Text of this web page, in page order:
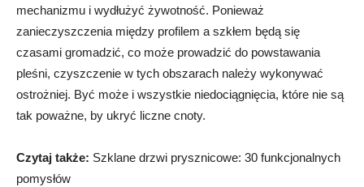
mechanizmu i wydłużyć żywotność. Ponieważ
zanieczyszczenia między profilem a szkłem będą się
czasami gromadzić, co może prowadzić do powstawania
pleśni, czyszczenie w tych obszarach należy wykonywać
ostrożniej. Być może i wszystkie niedociągnięcia, które nie są
tak poważne, by ukryć liczne cnoty.
Czytaj także: Szklane drzwi prysznicowe: 30 funkcjonalnych
pomysłów